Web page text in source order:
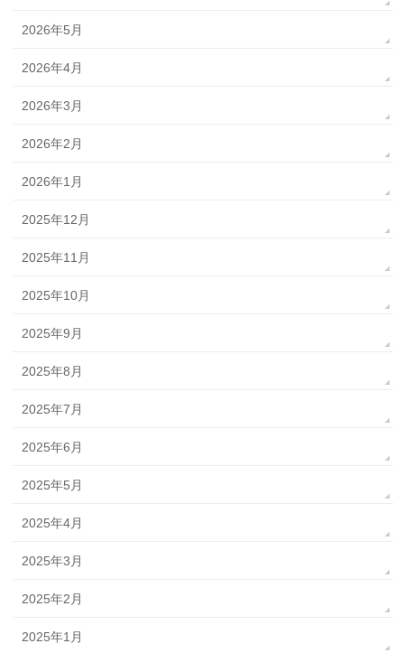
2026年5月
2026年4月
2026年3月
2026年2月
2026年1月
2025年12月
2025年11月
2025年10月
2025年9月
2025年8月
2025年7月
2025年6月
2025年5月
2025年4月
2025年3月
2025年2月
2025年1月